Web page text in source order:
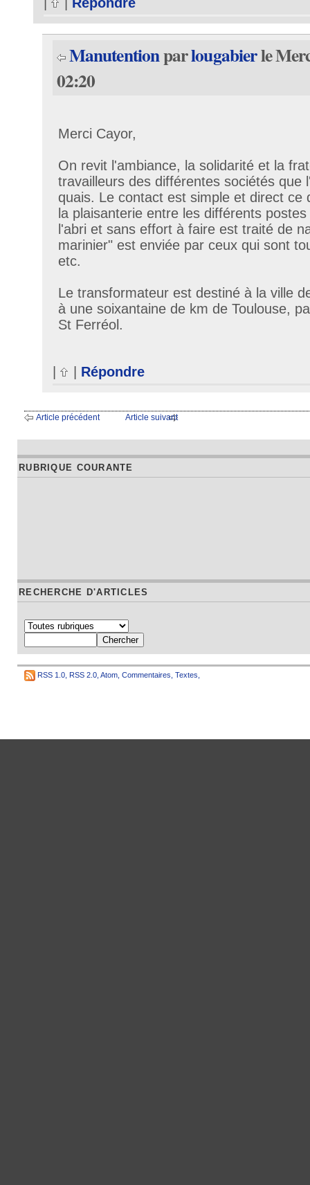
Manutentionparlougabierle
02:20
Merci Cayor,
On revit l'ambiance, la solidarité et la
travailleurs des différentes sociétés que
quais. Le contact est simple et direct ce
la plaisanterie entre les différents
l'abri et sans effort à faire est traité de
marinier" est enviée par ceux qui sont
etc.
Le transformateur est destiné à la ville
à une soixantaine de km de Toulouse,
St Ferréol.
Répondre
Article précédent Article suivant
RUBRIQUE COURANTE
RECHERCHE D'ARTICLES
RSS 1.0 RSS 2.0 Atom Commentaires Textes